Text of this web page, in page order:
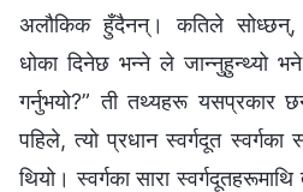
अलौकिक हुँदैनन्। कतिले सोध्छन्,
धोका दिनेछ भन्‍ने ले जान्‍नुहुन्थ्यो
गर्नुभयो?” ती तथ्यहरू यसप्रकार
पहिले, त्यो प्रधान स्‍वर्गदूत स्वर्गका
थियो। स्वर्गका सारा